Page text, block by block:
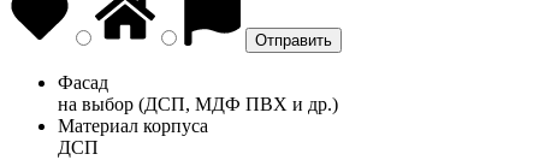
Фасад
на выбор (ДСП, МДФ ПВХ и др.)
Материал корпуса
ДСП